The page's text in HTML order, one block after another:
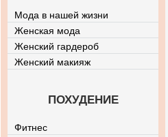
Мода в нашей жизни
Женская мода
Женский гардероб
Женский макияж
ПОХУДЕНИЕ
Фитнес